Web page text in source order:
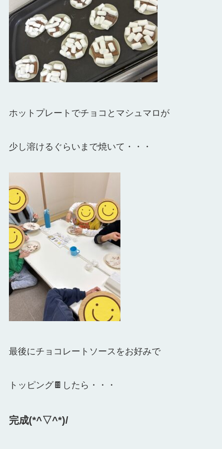
ホットプレートでチョコとマシュマロが
少し溶けるぐらいまで焼いて・・・
最後にチョコレートソースをお好みで
トッピング🍫したら・・・
完成(*^▽^*)/